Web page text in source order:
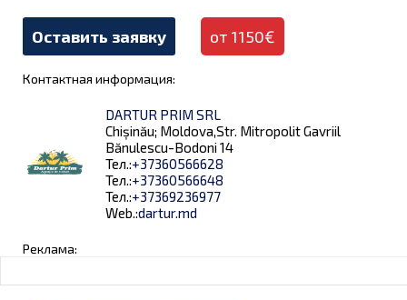
Оставить заявку от 1150€
Контактная информация:
DARTUR PRIM SRL
Chișinău; Moldova,Str. Mitropolit Gavriil
Bănulescu-Bodoni 14
Тел.:+37360566628
Тел.:+37360566648
Тел.:+37369236977
Web.:dartur.md
Реклама: